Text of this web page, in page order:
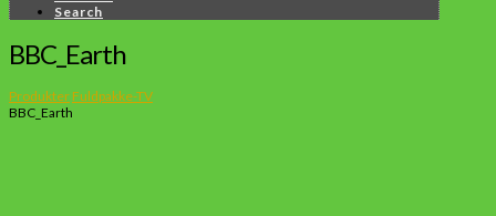
Search
BBC_Earth
Produkter Fuldpakke-TV
BBC_Earth